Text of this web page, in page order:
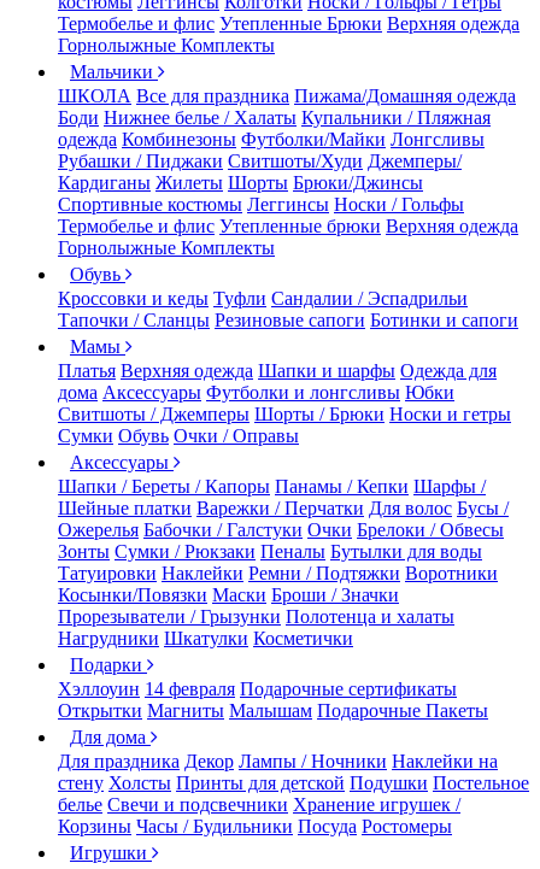
Термобелье и флис Утепленные Брюки Верхняя одежда
Горнолыжные Комплекты
Мальчики
ШКОЛА Все для праздника Пижама/Домашняя одежда
Боди Нижнее белье / Халаты Купальники / Пляжная
одежда Комбинезоны Футболки/Майки Лонгсливы
Рубашки / Пиджаки Свитшоты/Худи Джемперы/
Кардиганы Жилеты Шорты Брюки/Джинсы
Спортивные костюмы Леггинсы Носки / Гольфы
Термобелье и флис Утепленные брюки Верхняя одежда
Горнолыжные Комплекты
Обувь
Кроссовки и кеды Туфли Сандалии / Эспадрильи
Тапочки / Сланцы Резиновые сапоги Ботинки и сапоги
Мамы
Платья Верхняя одежда Шапки и шарфы Одежда для
дома Аксессуары Футболки и лонгсливы Юбки
Свитшоты / Джемперы Шорты / Брюки Носки и гетры
Сумки Обувь Очки / Оправы
Аксессуары
Шапки / Береты / Капоры Панамы / Кепки Шарфы /
Шейные платки Варежки / Перчатки Для волос Бусы /
Ожерелья Бабочки / Галстуки Очки Брелоки / Обвесы
Зонты Сумки / Рюкзаки Пеналы Бутылки для воды
Татуировки Наклейки Ремни / Подтяжки Воротники
Косынки/Повязки Маски Броши / Значки
Прорезыватели / Грызунки Полотенца и халаты
Нагрудники Шкатулки Косметички
Подарки
Хэллоуин 14 февраля Подарочные сертификаты
Открытки Магниты Малышам Подарочные Пакеты
Для дома
Для праздника Декор Лампы / Ночники Наклейки на
стену Холсты Принты для детской Подушки Постельное
белье Свечи и подсвечники Хранение игрушек /
Корзины Часы / Будильники Посуда Ростомеры
Игрушки